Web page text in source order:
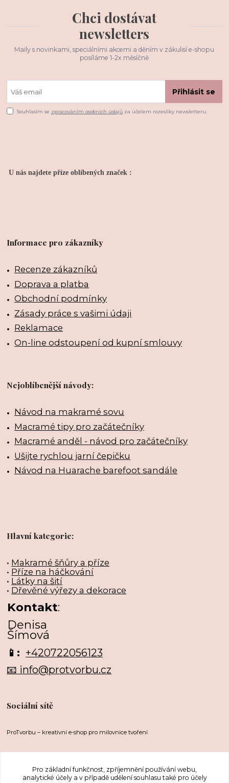
Chci dostávat
newsletters
Maily s novinkami, speciálními akcemi a děním v zákulisí e-shopu
posíláme 1-2x měsíčně
Přihlásit se
Souhlasím se zpracováním osobních údajů za účelem rozesílky newsletteru.
U nás najdete příze oblíbených značek :
Informace pro zákazníky
Recenze zákazníků
Doprava a platba
Obchodní podmínky
Zásady práce s vašimi údaji
Reklamace
On-line odstoupení od kupní smlouvy
Nejoblíbenější návody:
Návod na makramé sovu
Macramé tipy pro začátečníky
Macramé anděl - návod pro začátečníky
Ušijte rychlou jarní čepičku
Návod na Huarache barefoot sandále
Hlavní kategorie:
• Makramé šňůry a příze
• Příze na háčkování
• Látky na šití
• Dřevěné výřezy a dekorace
Kontakt:
Denisa
Šímová
📱: +420722056123
📧 info@protvorbu.cz
Sociální sítě
ProTvorbu – kreativní e-shop pro milovnice tvoření
Pro základní funkčnost, zpříjemnění používání webu,
analytické účely a v případě udělení souhlasu také pro účely